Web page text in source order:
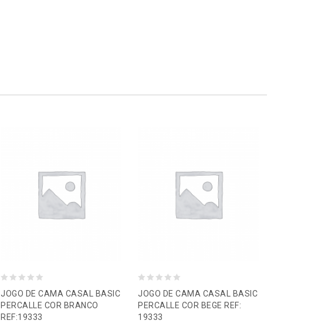
o
u
JOGO DE CAMA CASAL BASIC
PERCALLE COR BRANCO
REF:19333
o
u
JOGO DE CAMA CASAL BASIC
PERCALLE COR BEGE REF:
19333